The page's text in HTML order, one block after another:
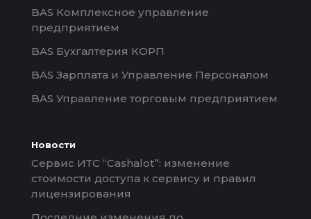
BAS Комплексное управление
предприятием
BAS Бухгалтерия КОРП
BAS Зарплата и Управление Персоналом
BAS Управление торговым предприятием
Новости
Сервис ИТС “Cashalot”: изменение
стоимости доступа к сервису и правил
лицензирования